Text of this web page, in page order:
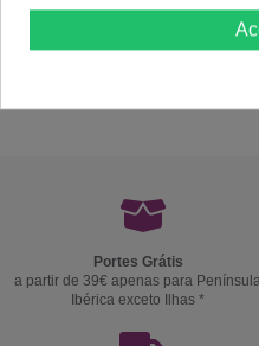
Portes Grátis
a partir de 39€ apenas para Península
Ibérica exceto Ilhas *